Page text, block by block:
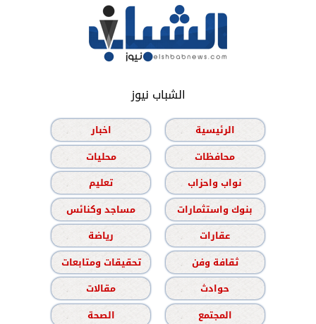
الشباب نيوز
الرئيسية
اخبار
محافظات
محليات
نواب واحزاب
تعليم
بنوك واستثمارات
مساجد وكنائس
عقارات
رياضة
ثقافة وفن
تحقيقات ومتابعات
حوادث
مقالات
المجتمع
الصحة